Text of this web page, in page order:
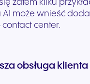
zatem kilku
może wnieść
center.
obsługa